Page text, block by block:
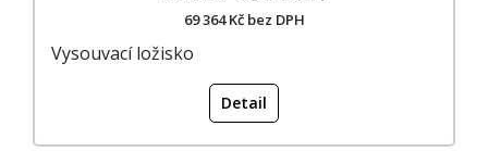
69 364 Kč bez DPH
Vysouvací ložisko
Detail